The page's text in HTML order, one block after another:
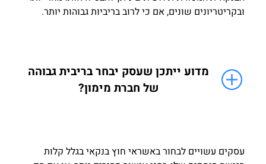
ובקריטריונים שונים, אם כי לרוב בריביות גבוהות יותר.
מדוע ייתכן שעסק יבחר בריבית גבוהה
של חברת מימון?
עסקים עשויים לבחור באשראי חוץ בנקאי בגלל קלות